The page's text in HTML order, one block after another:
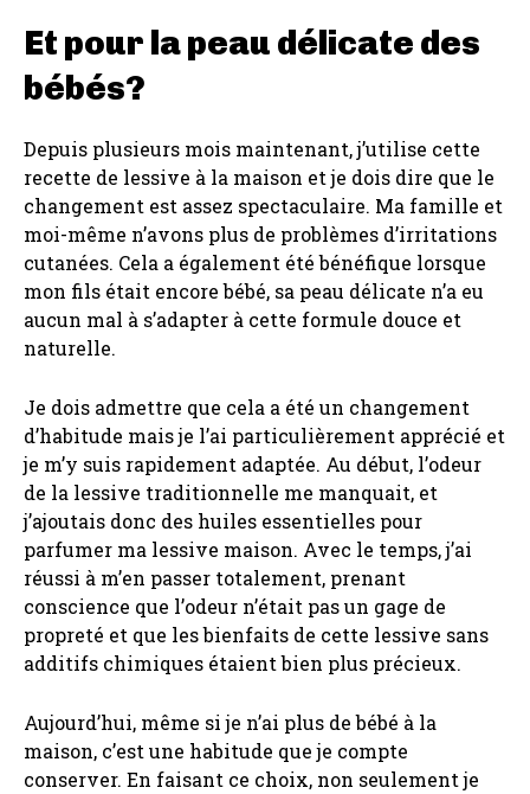
Et pour la peau délicate des
bébés?
Depuis plusieurs mois maintenant, j’utilise cette
recette de lessive à la maison et je dois dire que le
changement est assez spectaculaire. Ma famille et
moi-même n’avons plus de problèmes d’irritations
cutanées. Cela a également été bénéfique lorsque
mon fils était encore bébé, sa peau délicate n’a eu
aucun mal à s’adapter à cette formule douce et
naturelle.
Je dois admettre que cela a été un changement
d’habitude mais je l’ai particulièrement apprécié et
je m’y suis rapidement adaptée. Au début, l’odeur
de la lessive traditionnelle me manquait, et
j’ajoutais donc des huiles essentielles pour
parfumer ma lessive maison. Avec le temps, j’ai
réussi à m’en passer totalement, prenant
conscience que l’odeur n’était pas un gage de
propreté et que les bienfaits de cette lessive sans
additifs chimiques étaient bien plus précieux.
Aujourd’hui, même si je n’ai plus de bébé à la
maison, c’est une habitude que je compte
conserver. En faisant ce choix, non seulement je